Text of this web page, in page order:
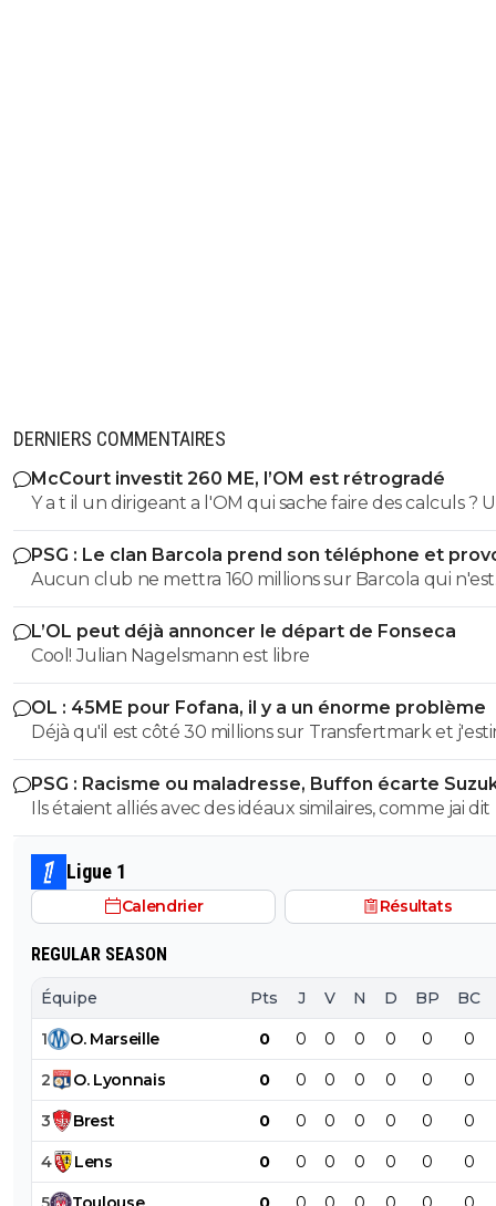
DERNIERS COMMENTAIRES
McCourt investit 260 ME, l’OM est rétrogradé
Y a t il un dirigeant a l'OM qui sache faire des calculs ?
peut etre on trouvera un nouveau Pape Diouf
PSG : Le clan Barcola prend son téléphone et
un séisme
Aucun club ne mettra 160 millions sur Barcola qui n'est
même pas 100% titulaire au PSG. Très bon joueur mais
parfois nonchalant et inconstant. S'il part à 130 millions
sera déjà
L’OL peut déjà annoncer le départ de Fonseca
Cool! Julian Nagelsmann est libre
OL : 45ME pour Fofana, il y a un énorme problème
Déjà qu'il est côté 30 millions sur Transfertmark et
que c'est déjà bien payé pour un joueur qui été blessé
pendant 9 mois.
PSG : Racisme ou maladresse, Buffon écarte
Ils étaient alliés avec des idéaux similaires, comme jai dit plus
bas cest pas parceque le nazisme a ete développé en
Allemagne quil n'était pas présent en Italie, meme
la guerre des les années musolinni il y avait deja des lois
antisémites en Italie.. donc comment te dire que les
s'arrête a une définition quil a lu dans le larousse sans
approfondir quoi que ce soit ... et je suis sur que t'as
pas compris ce que tu as lu monsieur 88
Ligue 1
Calendrier Résultats
REGULAR SEASON
Équipe Pts J V N D BP BC
1 O. Marseille 0 0 0 0 0 0 0
2 O. Lyonnais 0 0 0 0 0 0 0
3 Brest 0 0 0 0 0 0 0
4 Lens 0 0 0 0 0 0 0